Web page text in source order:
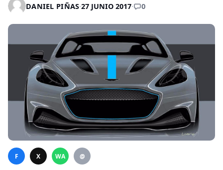
DANIEL PIÑAS·27 JUNIO 2017· 0
F X WA @